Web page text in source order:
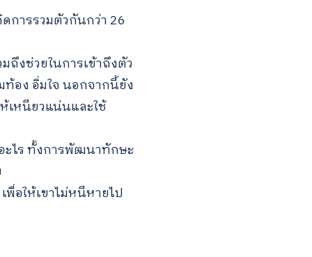
การรวมตัวกันกว่า 26
ถึงช่วยในการเข้าถึงตัว
อง อิ่มใจ นอกจากนี้ยัง
เหนียวแน่นและใช้
ะไร ทั้งการพัฒนาทักษะ
อให้เขาไม่หนีหายไป